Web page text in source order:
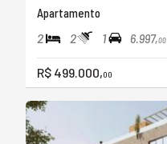
Apartamento
2 2 1 6.997,00
R$ 499.000,00